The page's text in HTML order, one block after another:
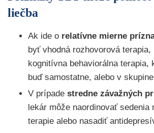
liečba
Ak ide o relatívne mierne
byť vhodná rozhovorová terapia,
kognitívna behaviorálna terapia,
buď samostatne, alebo v
V prípade stredne závažných
lekár môže naordinovať sedenia
terapie alebo nasadiť